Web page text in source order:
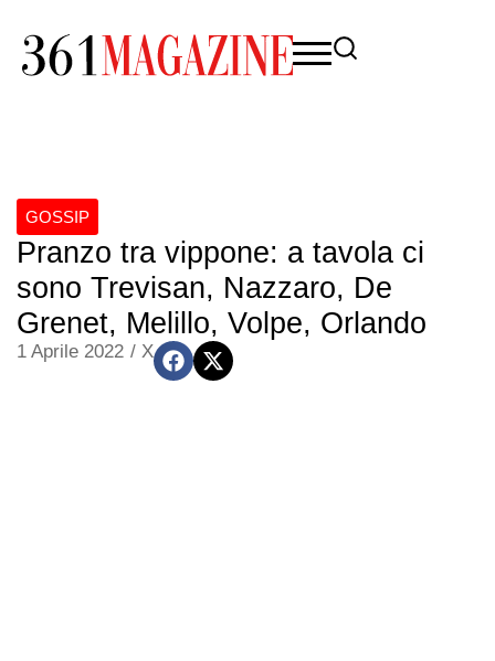
GOSSIP
Pranzo tra vippone: a tavola ci
sono Trevisan, Nazzaro, De
Grenet, Melillo, Volpe, Orlando
1 Aprile 2022 / X